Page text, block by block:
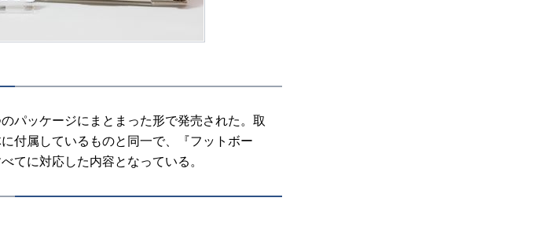
パッケージにまとまった形で発売された。取
付属しているものと同一で、『フットボー
てに対応した内容となっている。